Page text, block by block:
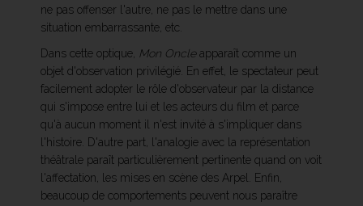
ne pas offenser l'autre, ne pas le mettre dans une
situation embarrassante, etc.
Dans cette optique, Mon Oncleapparaît comme un
objet d'observation privilégié. En effet, le spectateur peut
facilement adopter le rôle d'observateur par la distance
qui s'impose entre lui et les acteurs du film et parce
qu'à aucun moment il n'est invité à s'impliquer dans
l'histoire. D'autre part, l'analogie avec la représentation
théâtrale paraît particulièrement pertinente quand on voit
l'affectation, les mises en scène des Arpel. Enfin,
beaucoup de comportements peuvent nous paraître